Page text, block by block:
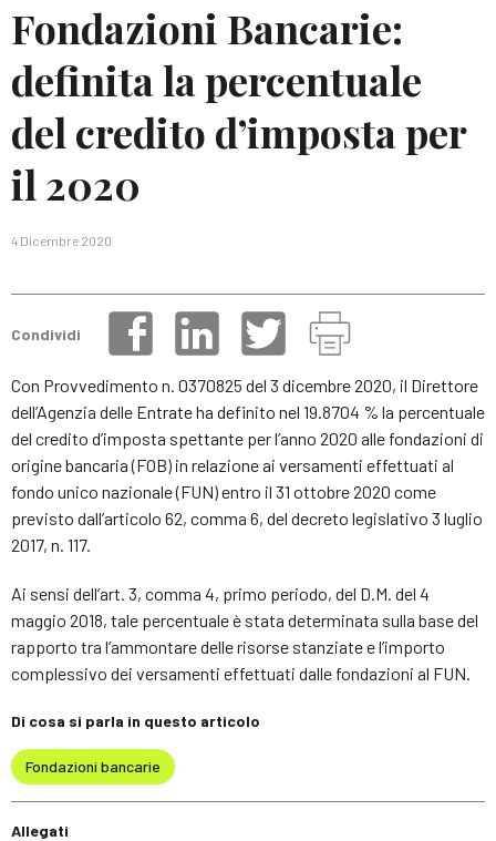
Fondazioni Bancarie:
definita la percentuale
del credito d’imposta per
il 2020
4 Dicembre 2020
Condividi
Con Provvedimento n. 0370825 del 3 dicembre 2020, il Direttore
dell’Agenzia delle Entrate ha definito nel 19.8704 % la percentuale
del credito d’imposta spettante per l’anno 2020 alle fondazioni di
origine bancaria (FOB) in relazione ai versamenti effettuati al
fondo unico nazionale (FUN) entro il 31 ottobre 2020 come
previsto dall’articolo 62, comma 6, del decreto legislativo 3 luglio
2017, n. 117.
Ai sensi dell’art. 3, comma 4, primo periodo, del D.M. del 4
maggio 2018, tale percentuale è stata determinata sulla base del
rapporto tra l’ammontare delle risorse stanziate e l’importo
complessivo dei versamenti effettuati dalle fondazioni al FUN.
Di cosa si parla in questo articolo
Fondazioni bancarie
Allegati